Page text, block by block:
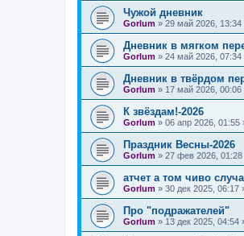
Чужой дневник
Gorlum » 29 май 2026, 13:34
Дневник в мягком
Gorlum » 24 май 2026, 07:34
Дневник в твёрдом
Gorlum » 17 май 2026, 00:06
К звёздам!-2026
Gorlum » 06 апр 2026, 01:55
Праздник Весны-2026
Gorlum » 27 фев 2026, 01:28
атчет а том чиво
Gorlum » 30 дек 2025, 06:17
Про "подражателей"
Gorlum » 13 дек 2025, 04:54